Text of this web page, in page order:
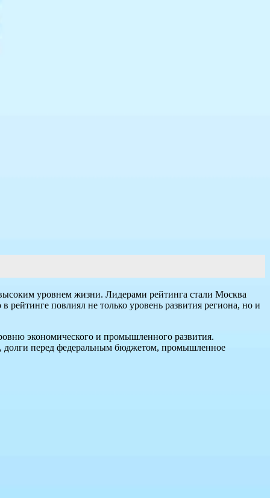
уровнем жизни. Лидерами рейтинга стали Москва
рейтинге повлиял не только уровень развития региона, но и
экономического и промышленного развития.
долги перед федеральным бюджетом, промышленное